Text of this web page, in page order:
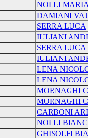
NOLLI
DAMIANI
SERRA LUCA
IULIANI
SERRA LUCA
IULIANI
LENA
LENA
MORNAGHI
MORNAGHI
CARBONI
NOLLI
GHISOLFI